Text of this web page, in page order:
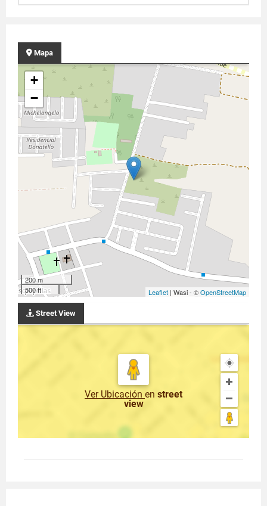
Mapa
+
−
200 m
500 ft
Leaflet | Wasi - ©OpenStreetMap
Street View
Ver Ubicación en street
view